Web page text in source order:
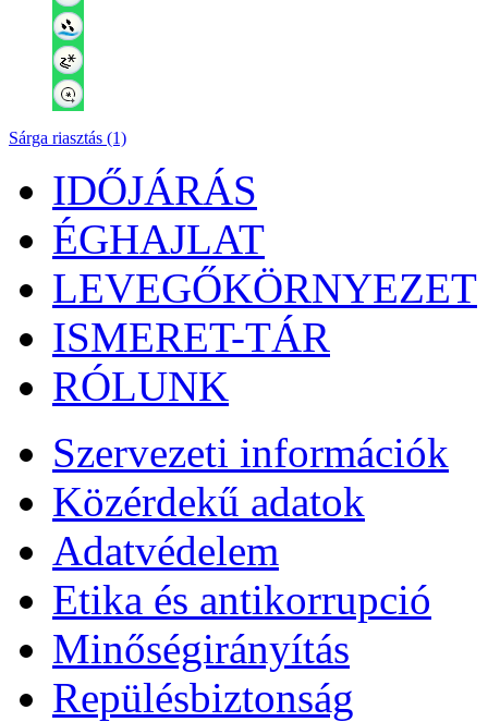
Sárga riasztás (1)
IDŐJÁRÁS
ÉGHAJLAT
LEVEGŐKÖRNYEZET
ISMERET-TÁR
RÓLUNK
Szervezeti információk
Közérdekű adatok
Adatvédelem
Etika és antikorrupció
Minőségirányítás
Repülésbiztonság